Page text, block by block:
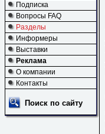
Подписка
Вопросы FAQ
Разделы
Информеры
Выставки
Реклама
О компании
Контакты
Поиск по сайту